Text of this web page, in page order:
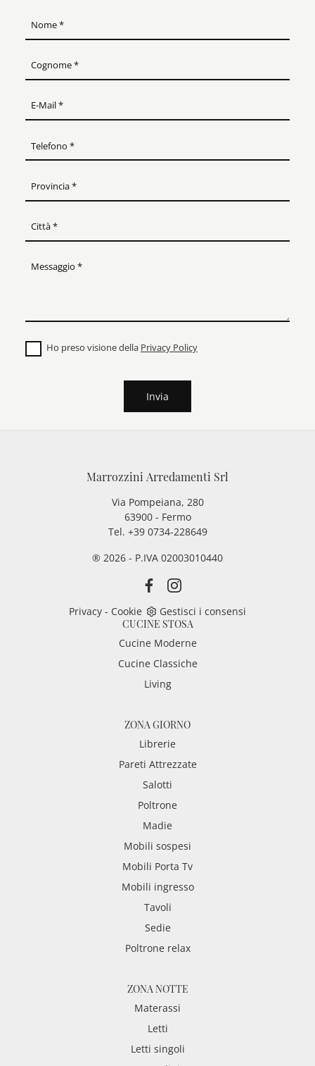
Ho preso visione della Privacy Policy
Invia
Marrozzini Arredamenti Srl
Via Pompeiana, 280
63900 - Fermo
Tel. +39 0734-228649
® 2026 - P.IVA 02003010440
Privacy - Cookie
Gestisci i consensi
CUCINE STOSA
Cucine Moderne
Cucine Classiche
Living
ZONA GIORNO
Librerie
Pareti Attrezzate
Salotti
Poltrone
Madie
Mobili sospesi
Mobili Porta Tv
Mobili ingresso
Tavoli
Sedie
Poltrone relax
ZONA NOTTE
Materassi
Letti
Letti singoli